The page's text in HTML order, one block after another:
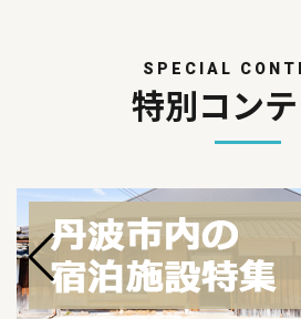
SPECIAL
特別コン